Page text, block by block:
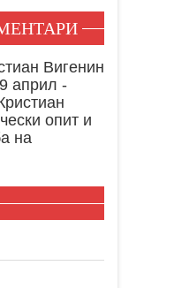
Вигенин
април -
опит и
на